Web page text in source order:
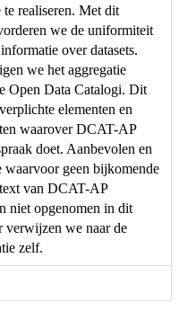
realiseren. Met dit
we de uniformiteit
over datasets.
we het aggregatie
Open Data Catalogi. Dit
elementen en
waarover DCAT-AP
doet. Aanbevolen en
geen bijkomende
van DCAT-AP
niet opgenomen in dit
verwijzen we naar de
zelf.